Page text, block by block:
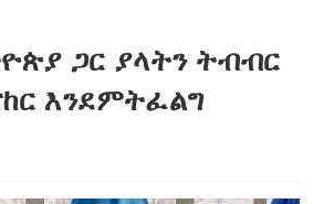
ጋር ያላትን ትብብር
እንደምትፈልግ